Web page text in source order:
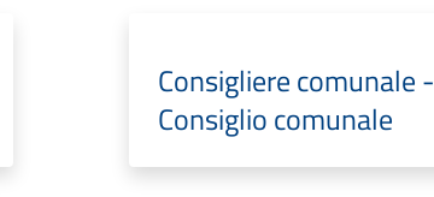
Consigliere comunale -
Consiglio comunale